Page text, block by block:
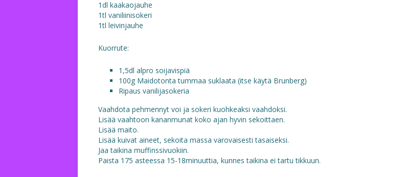
1dl kaakaojauhe
1tl vaniliinisokeri
1tl leivinjauhe
Kuorrute:
1,5dl alpro soijavispiä
100g Maidotonta tummaa suklaata (itse käytä Brunberg)
Ripaus vanilijasokeria
Vaahdota pehmennyt voi ja sokeri kuohkeaksi vaahdoksi.
Lisää vaahtoon kananmunat koko ajan hyvin sekoittaen.
Lisää maito.
Lisää kuivat aineet, sekoita massa varovaisesti tasaiseksi.
Jaa taikina muffinssivuokiin.
Paista 175 asteessa 15-18minuuttia, kunnes taikina ei tartu tikkuun.